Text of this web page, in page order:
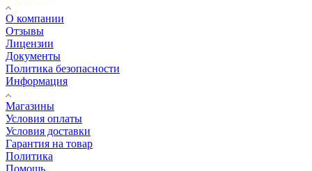
О компании
Отзывы
Лицензии
Документы
Политика безопасности
Информация
Магазины
Условия оплаты
Условия доставки
Гарантия на товар
Политика
Помощь